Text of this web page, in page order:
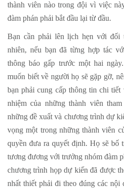
thành viên nào trong đội vì việc
đàm phán phải bắt đầu lại từ đầu.
Bạn cần phải lên lịch hẹn với đối
nhiên, nếu bạn đã từng hợp tác
thông báo gấp trước một hai
muốn biết về người họ sẽ gặp gỡ,
bạn phải cung cấp thông tin chi
nhiệm của những thành viên
những đề xuất và chương trình dự
vọng một trong những thành viên
quyền đưa ra quyết định. Họ sẽ
tương đương với trưởng nhóm đàm
chương trình họp dự kiến đã được
nhất thiết phải đi theo đúng các nội